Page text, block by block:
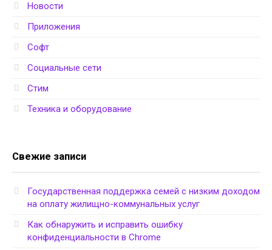
Новости
Приложения
Софт
Социальные сети
Стим
Техника и оборудование
Свежие записи
Государственная поддержка семей с низким доходом
на оплату жилищно-коммунальных услуг
Как обнаружить и исправить ошибку
конфиденциальности в Chrome